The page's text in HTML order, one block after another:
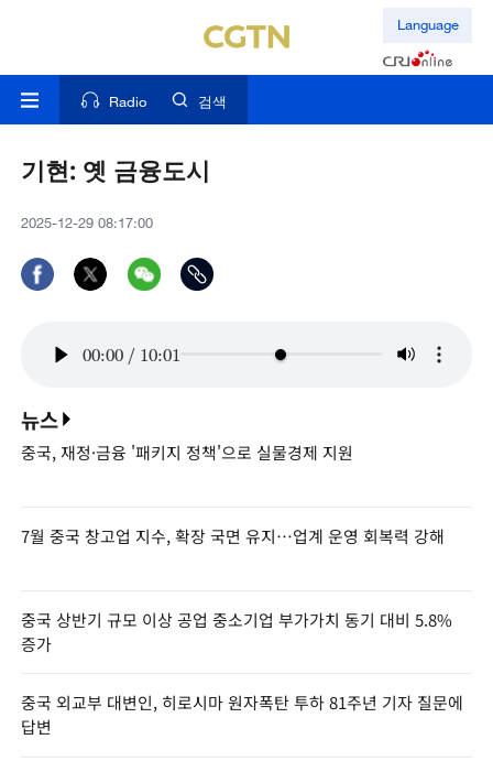
Language
Radio 검색
기현: 옛 금융도시
2025-12-29 08:17:00
00:00 / 10:01
뉴스
중국, 재정·금융 '패키지 정책'으로 실물경제 지원
7월 중국 창고업 지수, 확장 국면 유지…업계 운영 회복력 강해
중국 상반기 규모 이상 공업 중소기업 부가가치 동기 대비 5.8%
증가
중국 외교부 대변인, 히로시마 원자폭탄 투하 81주년 기자 질문에
답변